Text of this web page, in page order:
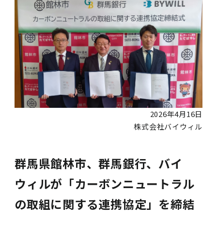
2026年4月16日
株式会社バイウィル
群馬県館林市、群馬銀行、バイ
ウィルが「カーボンニュートラル
の取組に関する連携協定」を締結